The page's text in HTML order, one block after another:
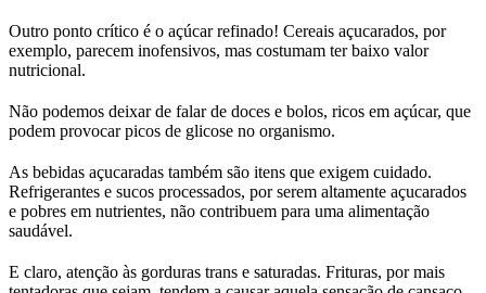
Outro ponto crítico é o açúcar refinado! Cereais açucarados, por
exemplo, parecem inofensivos, mas costumam ter baixo valor
nutricional.
Não podemos deixar de falar de doces e bolos, ricos em açúcar, que
podem provocar picos de glicose no organismo.
As bebidas açucaradas também são itens que exigem cuidado.
Refrigerantes e sucos processados, por serem altamente açucarados
e pobres em nutrientes, não contribuem para uma alimentação
saudável.
E claro, atenção às gorduras trans e saturadas. Frituras, por mais